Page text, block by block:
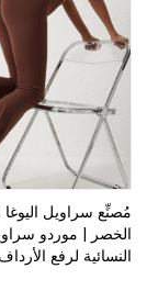
مُصنِّع سراويل اليوغا
الخصر | موردو
النسائية لرفع الأرداف